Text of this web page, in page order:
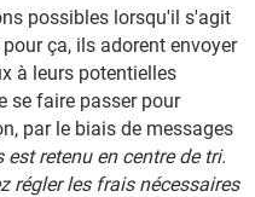
possibles lorsqu'il s'agit
ça, ils adorent envoyer
à leurs potentielles
se faire passer pour
par le biais de messages
retenu en centre de tri.
régler les frais nécessaires